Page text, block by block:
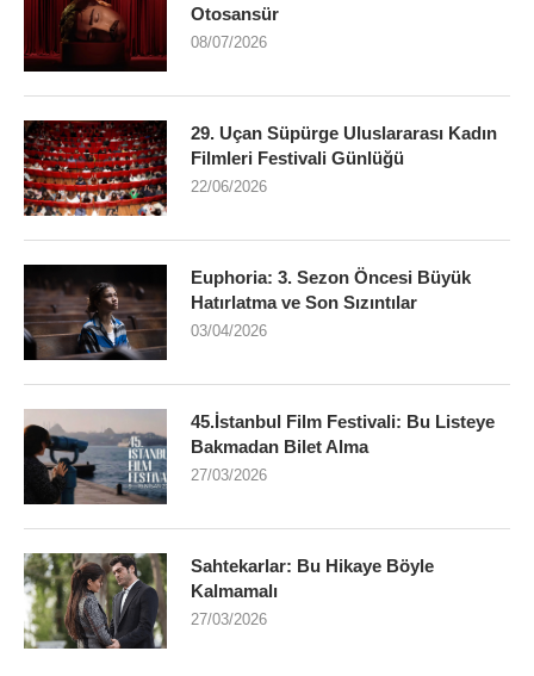
Otosansür
08/07/2026
29. Uçan Süpürge Uluslararası Kadın
Filmleri Festivali Günlüğü
22/06/2026
Euphoria: 3. Sezon Öncesi Büyük
Hatırlatma ve Son Sızıntılar
03/04/2026
45.İstanbul Film Festivali: Bu Listeye
Bakmadan Bilet Alma
27/03/2026
Sahtekarlar: Bu Hikaye Böyle
Kalmamalı
27/03/2026